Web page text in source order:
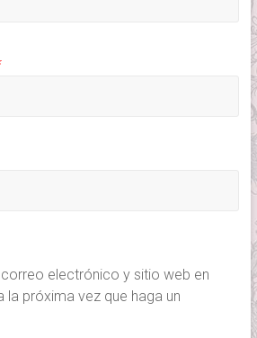
electrónico y sitio web en
la próxima vez que haga un